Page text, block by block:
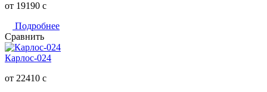
от 19190 c
Подробнее
Сравнить
Карлос-024
от 22410 c